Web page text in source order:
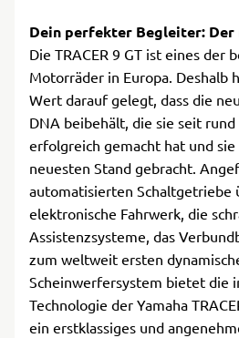
Dein perfekter Begleiter: Der
Die TRACER 9 GT ist eines der
Motorräder in Europa. Deshalb
Wert darauf gelegt, dass die
DNA beibehält, die sie seit
erfolgreich gemacht hat und
neuesten Stand gebracht.
automatisierten Schaltgetriebe
elektronische Fahrwerk, die
Assistenzsysteme, das
zum weltweit ersten
Scheinwerfersystem bietet die
Technologie der Yamaha
ein erstklassiges und